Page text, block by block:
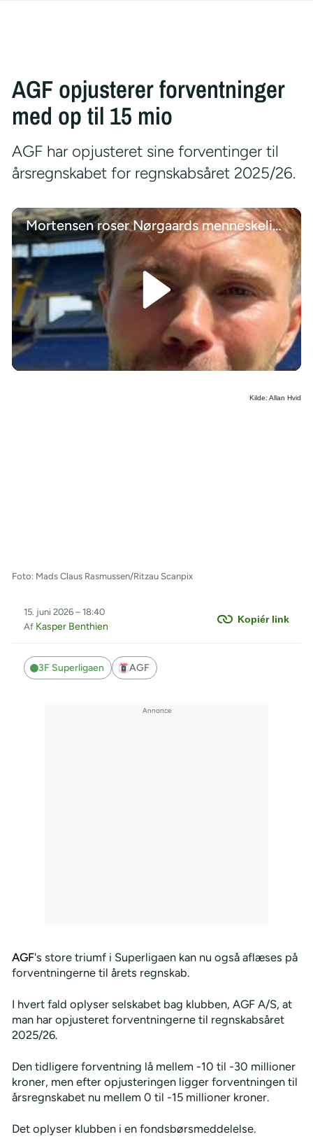
AGF opjusterer forventninger
med op til 15 mio
AGF har opjusteret sine forventinger til
årsregnskabet for regnskabsåret 2025/26.
Mortensen roser Nørgaards menneskelige evner
Kilde: Allan Hvid
Foto: Mads Claus Rasmussen/Ritzau Scanpix
Kopiér link
15. juni 2026 – 18:40
Af Kasper Benthien
3F Superligaen AGF
AGF's store triumf i Superligaen kan nu også aflæses på
forventningerne til årets regnskab.
I hvert fald oplyser selskabet bag klubben, AGF A/S, at
man har opjusteret forventningerne til regnskabsåret
2025/26.
Den tidligere forventning lå mellem -10 til -30 millioner
kroner, men efter opjusteringen ligger forventningen til
årsregnskabet nu mellem 0 til -15 millioner kroner.
Det oplyser klubben i en fondsbørsmeddelelse.